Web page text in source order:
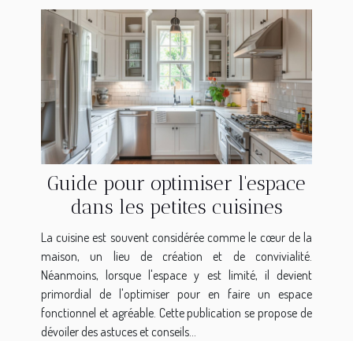
Guide pour optimiser l'espace
dans les petites cuisines
La cuisine est souvent considérée comme le cœur de la
maison, un lieu de création et de convivialité.
Néanmoins, lorsque l'espace y est limité, il devient
primordial de l'optimiser pour en faire un espace
fonctionnel et agréable. Cette publication se propose de
dévoiler des astuces et conseils...